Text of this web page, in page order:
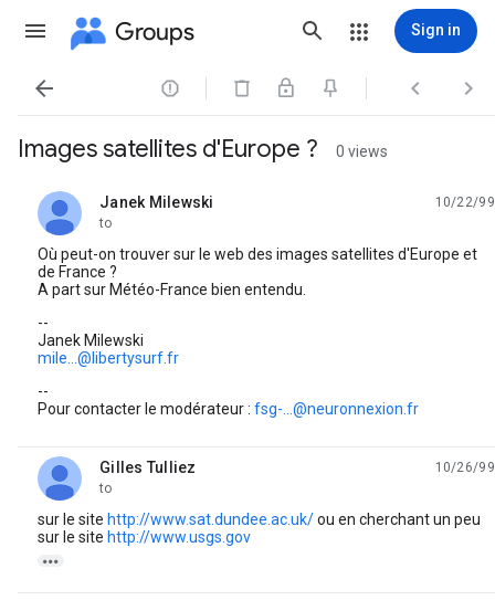
Groups Sign in
   
Images satellites d'Europe ? 0 views
Janek Milewski
unread,
10/22/99
to
Où peut-on trouver sur le web des images satellites d'Europe et
de France ?
A part sur Météo-France bien entendu.
--
Janek Milewski
mile...@libertysurf.fr
--
Pour contacter le modérateur : fsg-...@neuronnexion.fr
Gilles Tulliez
unread,
10/26/99
to
sur le site http://www.sat.dundee.ac.uk/ou en cherchant un peu
sur le site http://www.usgs.gov
